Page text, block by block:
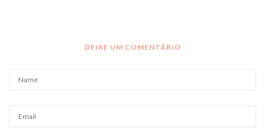
DEIXE UM COMENTÁRIO